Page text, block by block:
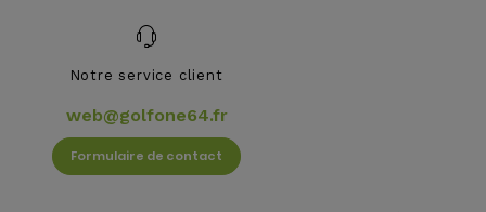
Notre service client
web@golfone64.fr
Formulaire de contact